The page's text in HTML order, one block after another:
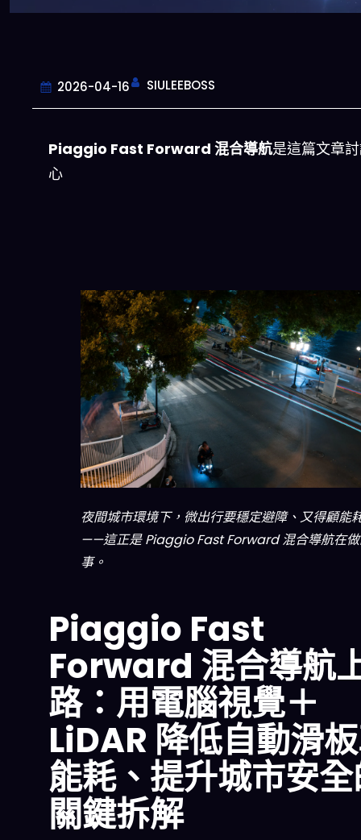
2026-04-16 SIULEEBOSS
Piaggio Fast Forward 混合導航是這篇文章
心
夜間城市環境下，微出行要穩定避障、又得顧能
——這正是 Piaggio Fast Forward 混合導航在
事。
Piaggio Fast
Forward 混合導航
路：用電腦視覺＋
LiDAR 降低自動滑
能耗、提升城市安
關鍵拆解